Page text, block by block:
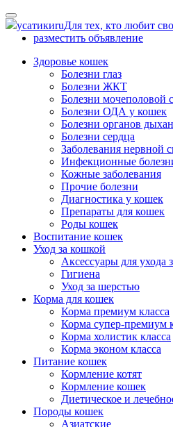
Skip
to
content
усатикиruДля тех, кто любит
разместить объявление
Здоровье кошек
Болезни глаз
Болезни ЖКТ
Болезни мочеполовой
Болезни ОДА у кошек
Болезни органов
Болезни сердца
Заболевания нервной
Инфекционные
Кожные заболевания
Прочие болезни
Диагностика у кошек
Препараты для кошек
Роды кошек
Воспитание кошек
Уход за кошкой
Аксессуары для ухода
Гигиена
Уход за шерстью
Корма для кошек
Корма премиум класса
Корма супер-премиум
Корма холистик класса
Корма эконом класса
Питание кошек
Кормление котят
Кормление кошек
Диетическое и
Породы кошек
Азиатские